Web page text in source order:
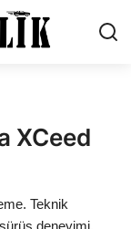
XCeed
Teknik
deneyimi,